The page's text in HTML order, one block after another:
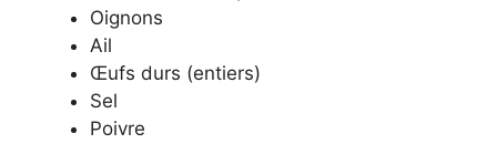
Oignons
Ail
Œufs durs (entiers)
Sel
Poivre